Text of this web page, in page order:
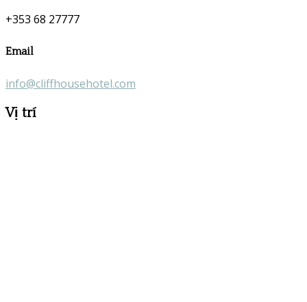
+353 68 27777
Email
info@cliffhousehotel.com
Vị trí